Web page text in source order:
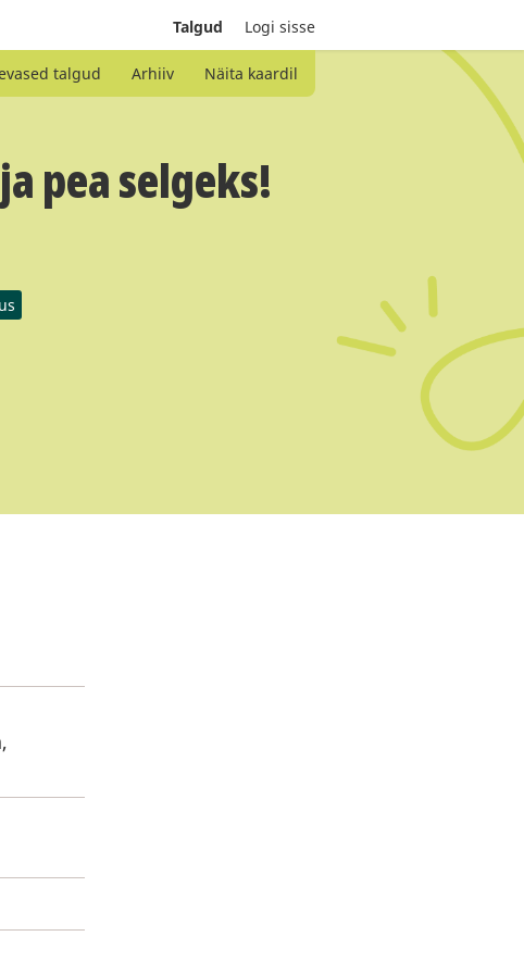
Talgud Logi sisse
talgud Arhiiv Näita kaardil
pea selgeks!